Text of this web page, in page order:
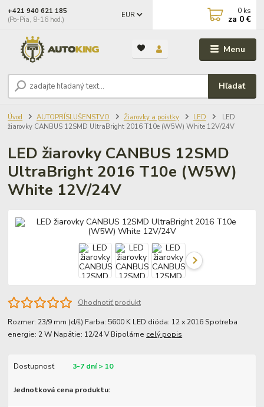
Menu
EUR
Hľadať
+421 940 621 185
(Po-Pia, 8-16 hod.)
0 ks
za 0 €
Úvod AUTOPRÍSLUŠENSTVO Žiarovky a poistky LED
LED
žiarovky CANBUS 12SMD UltraBright 2016 T10e (W5W) White 12V/24V
LED žiarovky CANBUS 12SMD
UltraBright 2016 T10e (W5W)
White 12V/24V
Ohodnotiť produkt
Rozmer: 23/9 mm (d/š) Farba: 5600 K LED dióda: 12 x 2016 Spotreba
energie: 2 W Napätie: 12/24 V Bipolárne celý popis
Dostupnosť 3-7 dní > 10
Jednotková cena produktu: